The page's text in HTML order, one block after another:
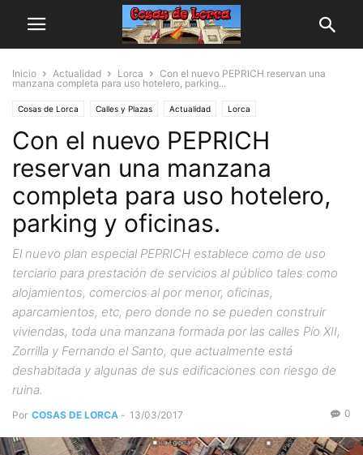
Inicio Actualidad Lorca
Con el nuevo PEPRICH reservan una
manzana completa para uso hotelero, parking...
Cosas de Lorca Calles y Plazas Actualidad Lorca
Con el nuevo PEPRICH
reservan una manzana
completa para uso hotelero,
parking y oficinas.
El nuevo plan especial PEPRICH establece como de uso
terciario para prestación de servicios al público tales como
alojamientos, comercios al por menor, oficinas,
aparcamientos, etc, pero donde no se pueden construir
viviendas, toda una manzana formada por las calles Pío XII,
Zorrilla y Fernando el Santo, que actualmente está
deshabitada y algunas de sus edificaciones con riesgo de
ruina.
Por COSAS DE LORCA - 13/03/2017 0